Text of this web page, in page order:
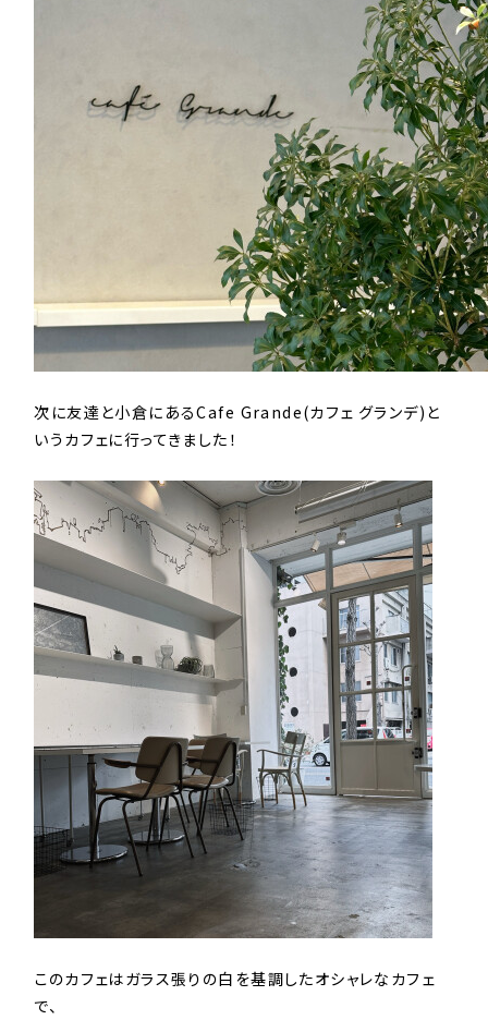
次に友達と小倉にあるCafe Grande(カフェ グランデ)と
いうカフェに行ってきました！
このカフェはガラス張りの白を基調したオシャレなカフェ
で、